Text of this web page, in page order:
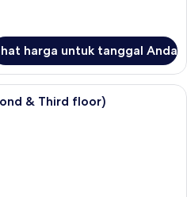
harga untuk tanggal Anda
Kamar Double Superior (Second &
& Third floor)